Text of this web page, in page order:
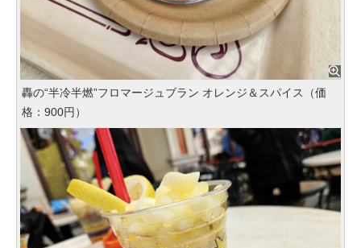
轟の“半冷半燃”フロマージュブラン オレンジ＆スパイス（価
格：900円）